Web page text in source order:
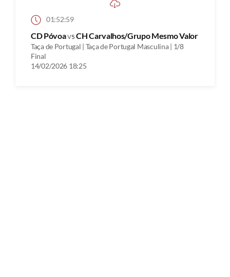
01:52:59
CD PóvoavsCH Carvalhos/Grupo Mesmo Valor
Taça de Portugal | Taça de Portugal Masculina | 1/8
Final
14/02/2026 18:25